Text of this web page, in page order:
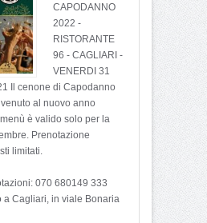
CAPODANNO
2022 -
RISTORANTE
96 - CAGLIARI -
VENERDI 31
Il cenone di Capodanno
al nuovo anno
è valido solo per la
Prenotazione
limitati.
070 680149 333
a Cagliari, in viale Bonaria